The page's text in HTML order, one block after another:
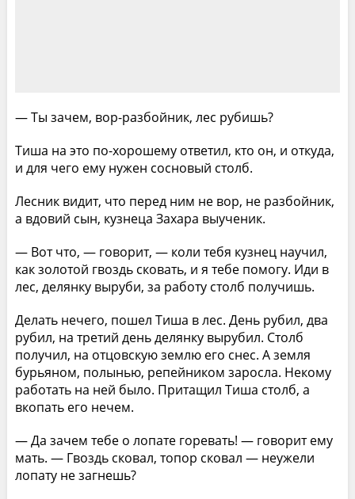
— Ты зачем, вор-разбойник, лес рубишь?
Тиша на это по-хорошему ответил, кто он, и откуда,
и для чего ему нужен сосновый столб.
Лесник видит, что перед ним не вор, не разбойник,
а вдовий сын, кузнеца Захара выученик.
— Вот что, — говорит, — коли тебя кузнец научил,
как золотой гвоздь сковать, и я тебе помогу. Иди в
лес, делянку выруби, за работу столб получишь.
Делать нечего, пошел Тиша в лес. День рубил, два
рубил, на третий день делянку вырубил. Столб
получил, на отцовскую землю его снес. А земля
бурьяном, полынью, репейником заросла. Некому
работать на ней было. Притащил Тиша столб, а
вкопать его нечем.
— Да зачем тебе о лопате горевать! — говорит ему
мать. — Гвоздь сковал, топор сковал — неужели
лопату не загнешь?